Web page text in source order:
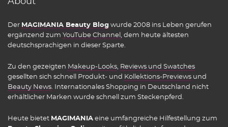
Der MAGIMANIA Beauty Blog wurde 2008 ins Leben gerufen
ergänzend zum YouTube Channel
, dem heute ältesten
deutschsprachigen in dieser Sparte.
Zu den gezeigten Makeup-Looks Reviews und Swatches
gesellten sich schnell Produkt- und Kollektions-Previews und
Beauty News . Internationales Shopping in Deutschland nicht
erhältlicher Marken wurde schnell zum Steckenpferd.
Heute bietet MAGIMANIA eine umfangreiche Hilfestellung zum